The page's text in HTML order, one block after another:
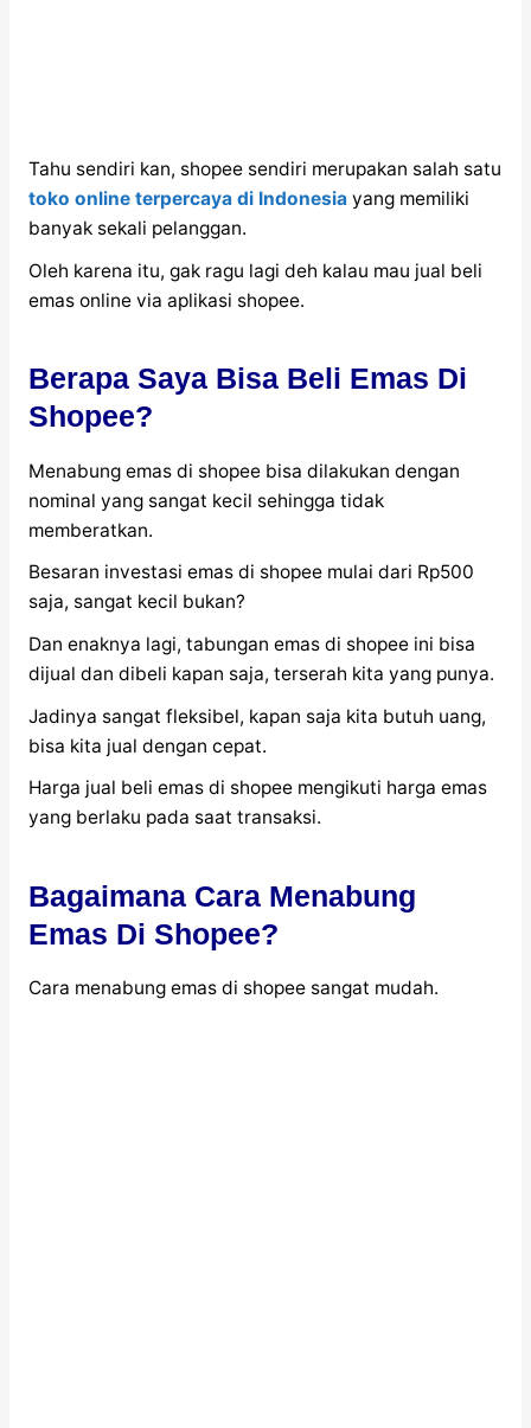
Tahu sendiri kan, shopee sendiri merupakan salah satu
toko online terpercaya di Indonesiayang memiliki
banyak sekali pelanggan.
Oleh karena itu, gak ragu lagi deh kalau mau jual beli
emas online via aplikasi shopee.
Berapa Saya Bisa Beli Emas Di
Shopee?
Menabung emas di shopee bisa dilakukan dengan
nominal yang sangat kecil sehingga tidak
memberatkan.
Besaran investasi emas di shopee mulai dari Rp500
saja, sangat kecil bukan?
Dan enaknya lagi, tabungan emas di shopee ini bisa
dijual dan dibeli kapan saja, terserah kita yang punya.
Jadinya sangat fleksibel, kapan saja kita butuh uang,
bisa kita jual dengan cepat.
Harga jual beli emas di shopee mengikuti harga emas
yang berlaku pada saat transaksi.
Bagaimana Cara Menabung
Emas Di Shopee?
Cara menabung emas di shopee sangat mudah.